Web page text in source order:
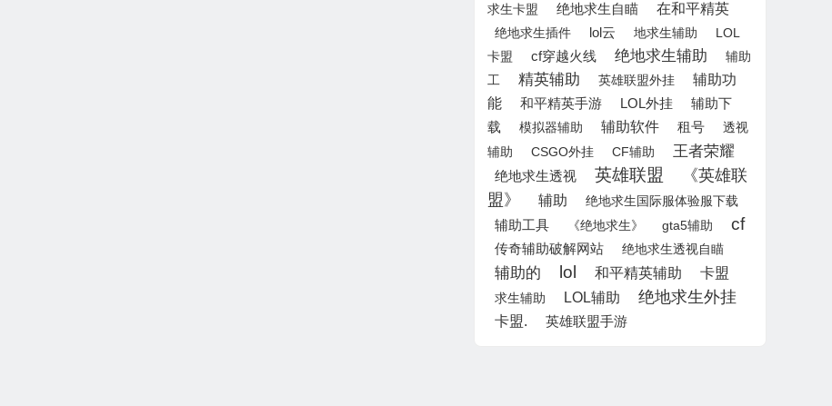
求生卡盟
绝地求生自瞄 在和平精英
绝地求生插件 lol云 地求生辅助
LOL
卡盟
cf穿越火线 绝地求生辅助
辅助
工
精英辅助 英雄联盟外挂
辅助功
能
和平精英手游 LOL外挂
辅助下
载
模拟器辅助 辅助软件 租号
透视
辅助
CSGO外挂 CF辅助 王者荣耀
绝地求生透视 英雄联盟
《英雄联
盟》
辅助
绝地求生国际服体验服下载
辅助工具
《绝地求生》 gta5辅助 cf
传奇辅助破解网站 绝地求生透视自瞄
辅助的 lol 和平精英辅助 卡盟
求生辅助 LOL辅助 绝地求生外挂
卡盟. 英雄联盟手游